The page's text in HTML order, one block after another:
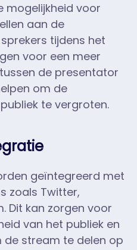
mogelijkheid voor
aan de
tijdens het
voor een meer
de presentator
om de
te vergroten.
geïntegreerd met
zoals Twitter,
Dit kan zorgen voor
van het publiek en
de stream te delen op